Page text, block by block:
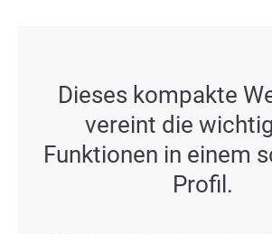
Dieses kompakte
vereint die
Funktionen in einem
Profil.